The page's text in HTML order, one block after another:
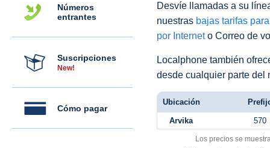
Números
entrantes
Suscripciones
New!
Cómo pagar
Desvíe llamadas a su
nuestras bajas tarifas
por Interneto Correo de
Localphone también
desde cualquier parte del
Ubicación
Arvika 570
Los precios se